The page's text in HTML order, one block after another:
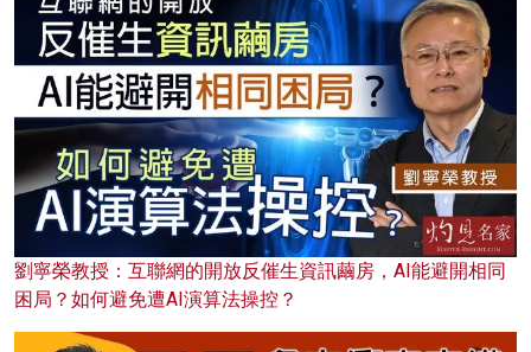
劉寧榮教授：互聯網的開放反催生資訊繭房，AI能避開相同
困局？如何避免遭AI演算法操控？